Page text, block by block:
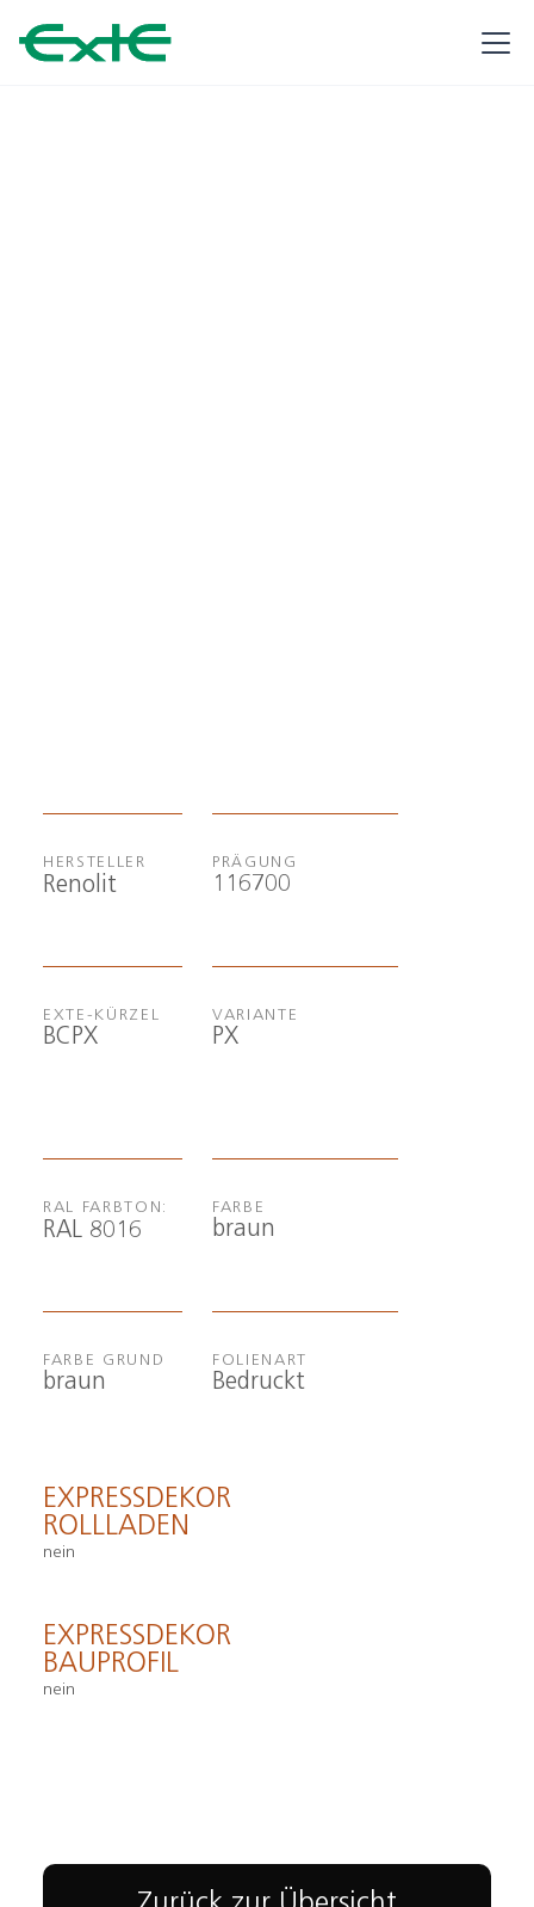
HERSTELLER
Renolit
EXTE-KÜRZEL
BCPX
PRÄGUNG
116700
VARIANTE
PX
RAL FARBTON:
RAL 8016
FARBE GRUND
braun
FARBE
braun
FOLIENART
Bedruckt
EXPRESSDEKOR
ROLLLADEN
nein
EXPRESSDEKOR
BAUPROFIL
nein